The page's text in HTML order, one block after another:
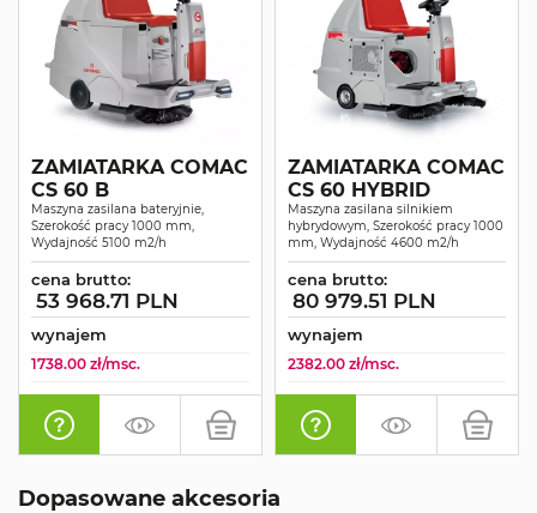
ZAMIATARKA COMAC
CS 60 B
Maszyna zasilana bateryjnie,
Szerokość pracy 1000 mm,
Wydajność 5100 m2/h
cena brutto:
53 968.71 PLN
wynajem
1738.00 zł/msc.
ZAMIATARKA COMAC
CS 60 HYBRID
Maszyna zasilana silnikiem
hybrydowym, Szerokość pracy 1000
mm, Wydajność 4600 m2/h
cena brutto:
80 979.51 PLN
wynajem
2382.00 zł/msc.
Dopasowane akcesoria